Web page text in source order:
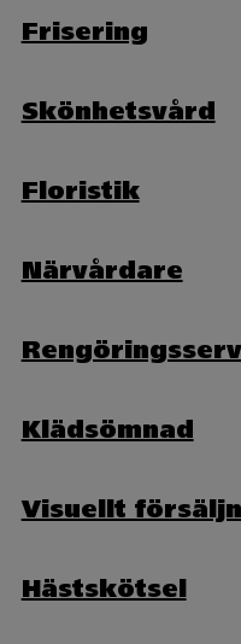
Frisering
Skönhetsvård
Floristik
Närvårdare
Klädsömnad
Visuellt
Hästskötsel